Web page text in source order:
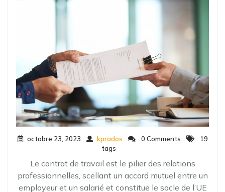
octobre 23, 2023 kprados 0 Comments
19
tags
Le contrat de travail est le pilier des relations
professionnelles, scellant un accord mutuel entre un
employeur et un salarié et constitue le socle de l’UE